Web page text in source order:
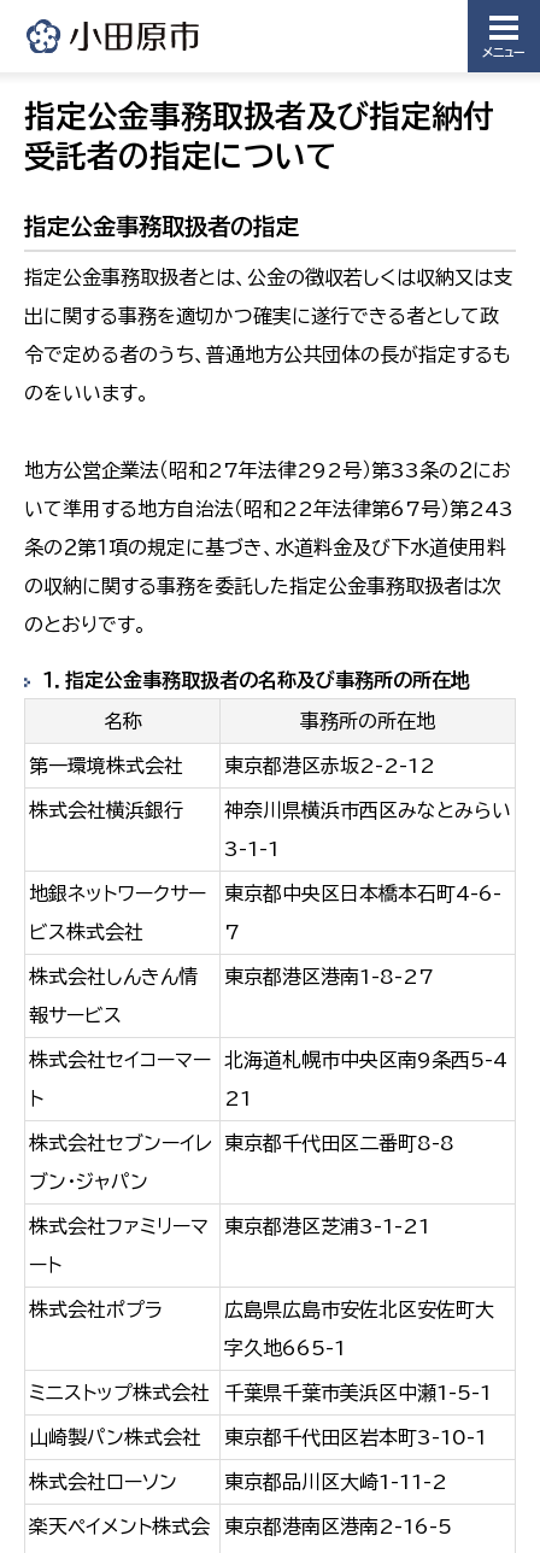
メニュー
指定公金事務取扱者及び指定納付
受託者の指定について
指定公金事務取扱者の指定
指定公金事務取扱者とは、公金の徴収若しくは収納又は支
出に関する事務を適切かつ確実に遂行できる者として政
令で定める者のうち、普通地方公共団体の長が指定するも
のをいいます。
地方公営企業法（昭和27年法律292号）第33条の２にお
いて準用する地方自治法（昭和22年法律第67号）第243
条の２第１項の規定に基づき、水道料金及び下水道使用料
の収納に関する事務を委託した指定公金事務取扱者は次
のとおりです。
１．指定公金事務取扱者の名称及び事務所の所在地
名称 事務所の所在地
第一環境株式会社 東京都港区赤坂2-2-12
株式会社横浜銀行
神奈川県横浜市西区みなとみらい
3-1-1
地銀ネットワークサー
ビス株式会社
東京都中央区日本橋本石町4-6-
7
株式会社しんきん情
報サービス
東京都港区港南1-8-27
株式会社セイコーマー
ト
北海道札幌市中央区南9条西5-4
21
株式会社セブンーイレ
ブン・ジャパン
東京都千代田区二番町8-8
株式会社ファミリーマ
ート
東京都港区芝浦3-1-21
株式会社ポプラ
広島県広島市安佐北区安佐町大
字久地665-1
ミニストップ株式会社 千葉県千葉市美浜区中瀬1-5-1
山崎製パン株式会社 東京都千代田区岩本町3-10-1
株式会社ローソン 東京都品川区大崎1-11-2
楽天ペイメント株式会
東京都港南区港南2-16-5